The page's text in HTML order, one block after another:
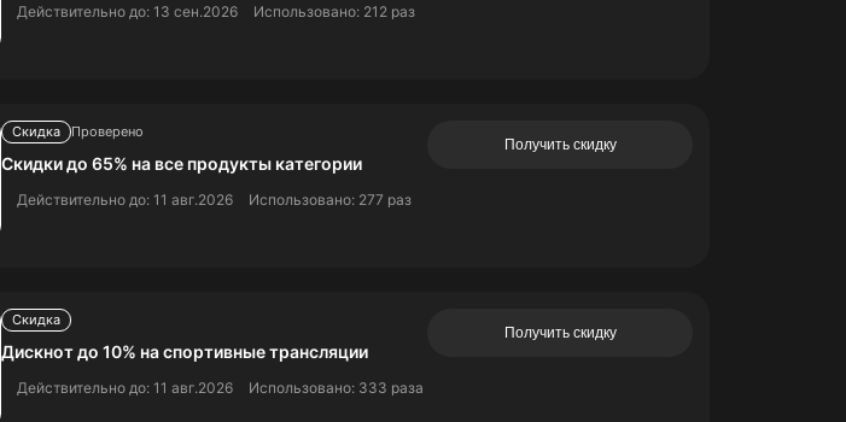
Действительно до: 13 сен.2026 Использовано: 212 раз
Скидка Проверено
Скидки до 65% на все продукты категории
Действительно до: 11 авг.2026 Использовано: 277 раз
Получить скидку
Скидка
Дискнот до 10% на спортивные трансляции
Действительно до: 11 авг.2026 Использовано: 333 раза
Получить скидку